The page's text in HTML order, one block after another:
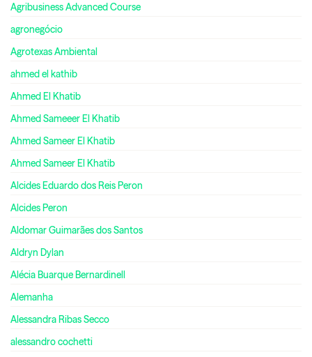
Agribusiness Advanced Course
agronegócio
Agrotexas Ambiental
ahmed el kathib
Ahmed El Khatib
Ahmed Sameeer El Khatib
Ahmed Sameer El Khatib
Ahmed Sameer El Khatib
Alcides Eduardo dos Reis Peron
Alcides Peron
Aldomar Guimarães dos Santos
Aldryn Dylan
Alécia Buarque Bernardinell
Alemanha
Alessandra Ribas Secco
alessandro cochetti